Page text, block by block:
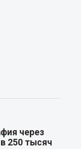
через
250 тысяч